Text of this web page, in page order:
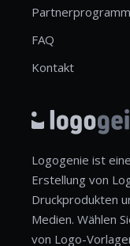
Partnerprogramm
FAQ
Kontakt
Logogenie ist
Erstellung von
Druckprodukten
Medien. Wählen
von Logo-